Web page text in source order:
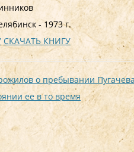
- 1973 г.
СКАЧАТЬ КНИГУ
о пребывании
ее в то время